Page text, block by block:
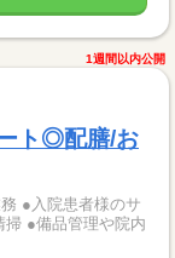
1週間以内公開
ト◎配膳/お
サ
●備品管理や院内